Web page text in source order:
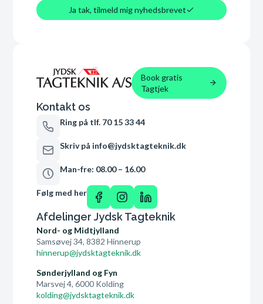
Ja tak, tilmeld mig nyhedsbrevet
Book gratis
Tagtjek
Kontakt os
Ring på tlf. 70 15 33 44
Skriv på info@jydsktagteknik.dk
Man-fre: 08.00 – 16.00
Følg med her
Afdelinger Jydsk Tagteknik
Nord- og Midtjylland
Samsøvej 34, 8382 Hinnerup
hinnerup@jydsktagteknik.dk
Sønderjylland og Fyn
Marsvej 4, 6000 Kolding
kolding@jydsktagteknik.dk